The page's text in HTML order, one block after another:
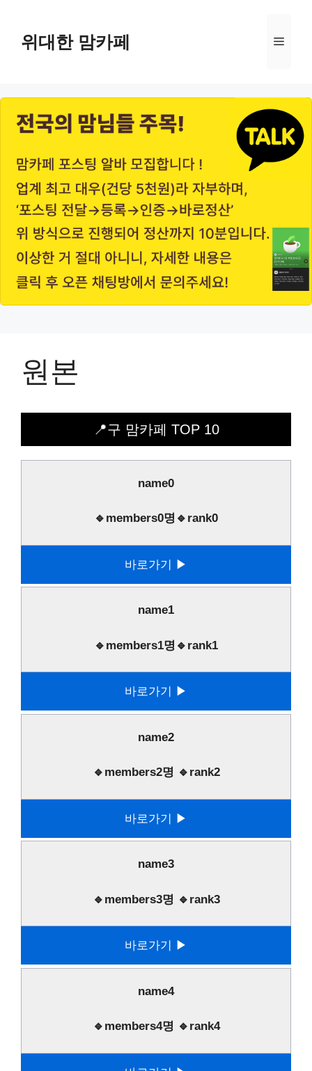
content위대한 맘카페 Menu
원본
📍구 맘카페 TOP 10
name0
🔹members0명🔹rank0
바로가기 ▶
name1
🔹members1명🔹rank1
바로가기 ▶
name2
🔹members2명 🔹rank2
바로가기 ▶
name3
🔹members3명 🔹rank3
바로가기 ▶
name4
🔹members4명 🔹rank4